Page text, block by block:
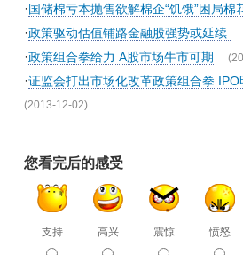
·国储棉亏本抛售欲解棉企“饥饿”困局棉
·政策驱动估值铺路金融股强势或延续
·政策组合拳给力 A股市场牛市可期
·证监会打出市场化改革政策组合拳
(2013-12-02)
您看完后的感受
支持 高兴 震惊 愤怒